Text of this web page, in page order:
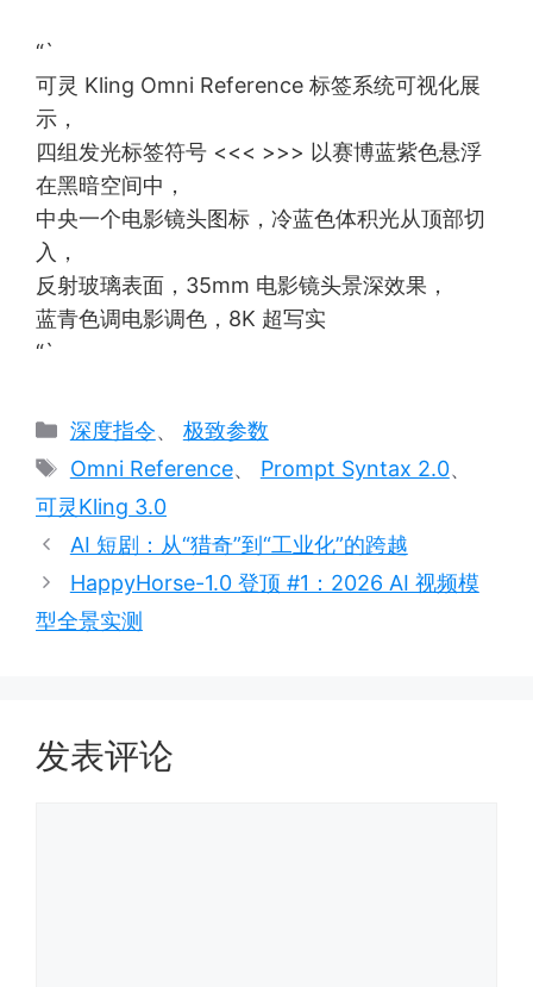
“`
可灵 Kling Omni Reference 标签系统可视化展
示，
四组发光标签符号 <<< >>> 以赛博蓝紫色悬浮
在黑暗空间中，
中央一个电影镜头图标，冷蓝色体积光从顶部切
入，
反射玻璃表面，35mm 电影镜头景深效果，
蓝青色调电影调色，8K 超写实
“`
分
类
深度指令、 极致参数
标
签
Omni Reference、 Prompt Syntax 2.0、
可灵Kling 3.0
AI 短剧：从“猎奇”到“工业化”的跨越
HappyHorse-1.0 登顶 #1：2026 AI 视频模
型全景实测
发表评论